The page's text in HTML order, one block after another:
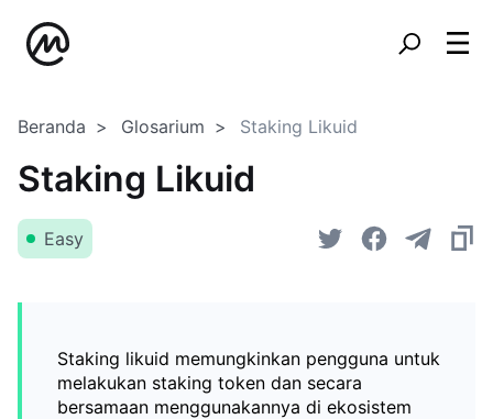
Beranda Glosarium Staking Likuid
Staking Likuid
Easy
Staking likuid memungkinkan pengguna untuk
melakukan staking token dan secara
bersamaan menggunakannya di ekosistem